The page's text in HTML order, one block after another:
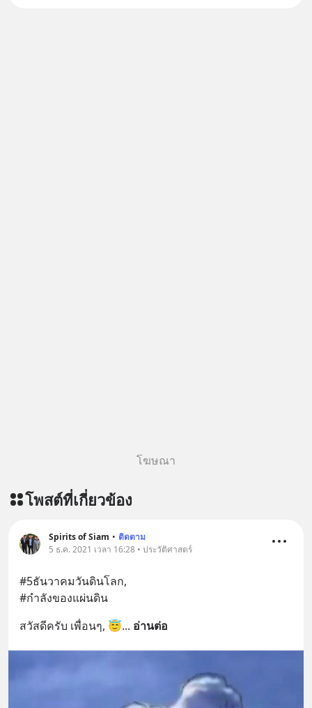
โฆษณา
โพสต์ที่เกี่ยวข้อง
Spirits of Siam • ติดตาม
5 ธ.ค. 2021 เวลา 16:28 • ประวัติศาสตร์
#5ธันวาคมวันดินโลก,
#กำลังของแผ่นดิน
สวัสดีครับ เพื่อนๆ, 😇... อ่านต่อ